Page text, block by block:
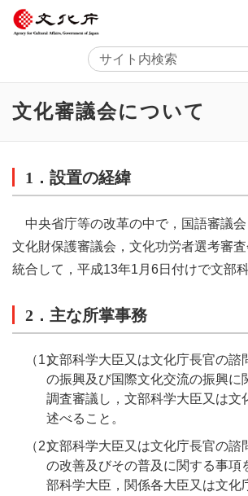
文化審議会について
1．設置の経緯
中央省庁等の改革の中で，国語審議会
文化財保護審議会，文化功労者選考審査
統合して，平成13年1月6日付けで文部
2．主な所掌事務
（1）文部科学大臣又は文化庁長官の諮
の振興及び国際文化交流の振興に
調査審議し，文部科学大臣又は文
述べること。
（2）文部科学大臣又は文化庁長官の諮
の改善及びその普及に関する事項
部科学大臣，関係各大臣又は文化